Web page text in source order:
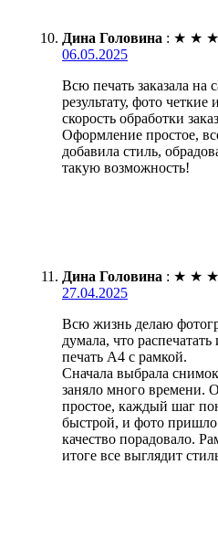
Дина Головина : ★ ★ ★
06.05.2025
Всю печать заказала на
результату, фото
скорость обработки
Оформление простое,
добавила стиль,
такую возможность!
Дина Головина : ★ ★ ★
27.04.2025
Всю жизнь делаю
думала, что распечатать
печать А4 с рамкой.
Сначала выбрала
заняло много времени.
простое, каждый шаг
быстрой, и фото
качество порадовало.
итоге все выглядит